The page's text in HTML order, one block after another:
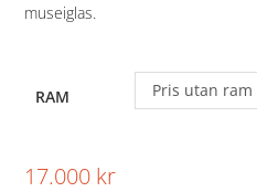
museiglas.
RAM Pris utan ram
17.000 kr